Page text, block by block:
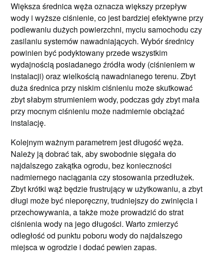
Większa średnica węża oznacza większy przepływ
wody i wyższe ciśnienie, co jest bardziej efektywne przy
podlewaniu dużych powierzchni, myciu samochodu czy
zasilaniu systemów nawadniających. Wybór średnicy
powinien być podyktowany przede wszystkim
wydajnością posiadanego źródła wody (ciśnieniem w
instalacji) oraz wielkością nawadnianego terenu. Zbyt
duża średnica przy niskim ciśnieniu może skutkować
zbyt słabym strumieniem wody, podczas gdy zbyt mała
przy mocnym ciśnieniu może nadmiernie obciążać
instalację.
Kolejnym ważnym parametrem jest długość węża.
Należy ją dobrać tak, aby swobodnie sięgała do
najdalszego zakątka ogrodu, bez konieczności
nadmiernego naciągania czy stosowania przedłużek.
Zbyt krótki wąż będzie frustrujący w użytkowaniu, a zbyt
długi może być nieporęczny, trudniejszy do zwinięcia i
przechowywania, a także może prowadzić do strat
ciśnienia wody na jego długości. Warto zmierzyć
odległość od punktu poboru wody do najdalszego
miejsca w ogrodzie i dodać pewien zapas.